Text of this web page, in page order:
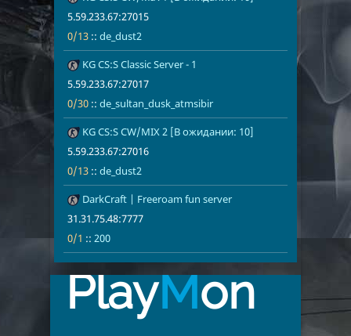
Киргизия
Финляндия
Венгрия
3 Беларусь
2
Словакия
1 Украина
5.59.233.67:27015
0/13 :: de_dust2
646KG CS:S Classic Server - 1
5.59.233.67:27017
0/30 :: de_sultan_dusk_atmsibir
0/30
651KG CS:S CW/MIX 2 [В ожидании: 10]
5.59.233.67:27016
0/13 :: de_dust2
de_dust2
734DarkCraft | Freeroam fun server
31.31.75.48:7777
0/1 :: 200
PlayMon